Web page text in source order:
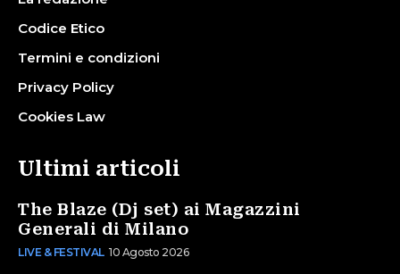
Codice Etico
Termini e condizioni
Privacy Policy
Cookies Law
Ultimi articoli
The Blaze (Dj set) ai Magazzini
Generali di Milano
LIVE & FESTIVAL 10 Agosto 2026